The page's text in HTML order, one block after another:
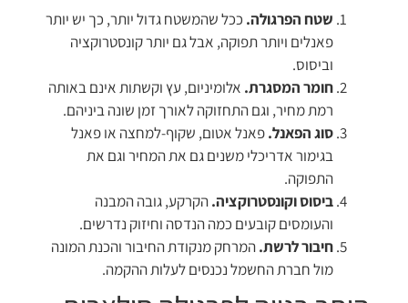
שטח הפרגולה. ככל שהמשטח גדול יותר, כך יש יותר
פאנלים ויותר תפוקה, אבל גם יותר קונסטרוקציה
וביסוס.
חומר המסגרת. אלומיניום, עץ וקשתות אינם באותה
רמת מחיר, וגם התחזוקה לאורך זמן שונה ביניהם.
סוג הפאנל.פאנל אטום, שקוף-למחצה או פאנל
בגימור אדריכלי משנים גם את המחיר וגם את
התפוקה.
ביסוס וקונסטרוקציה.הקרקע, גובה המבנה
והעומסים קובעים כמה הנדסה וחיזוק נדרשים.
חיבור לרשת.המרחק מנקודת החיבור והכנת המונה
מול חברת החשמל נכנסים לעלות ההקמה.